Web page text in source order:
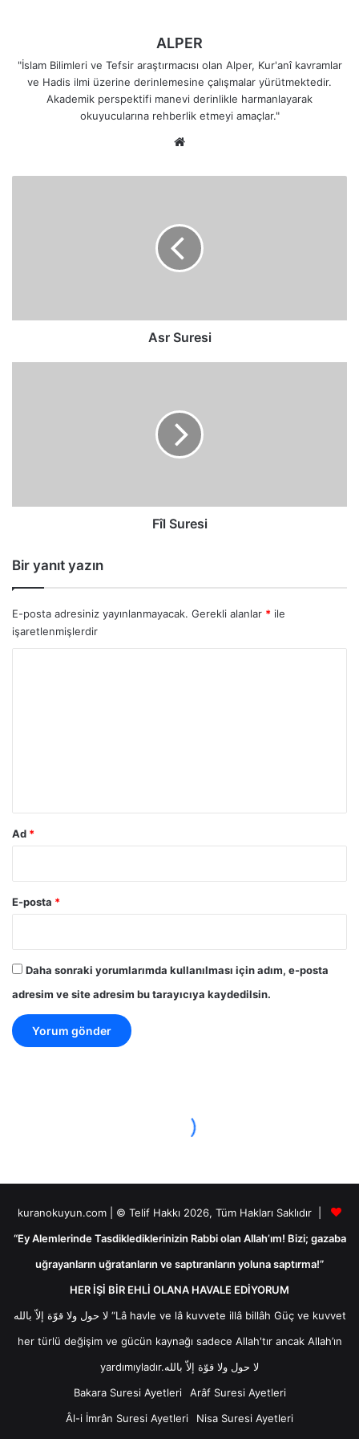
ALPER
"İslam Bilimleri ve Tefsir araştırmacısı olan Alper, Kur'anî kavramlar
ve Hadis ilmi üzerine derinlemesine çalışmalar yürütmektedir.
Akademik perspektifi manevi derinlikle harmanlayarak
okuyucularına rehberlik etmeyi amaçlar."
Asr Suresi
Fîl Suresi
Bir yanıt yazın
E-posta adresiniz yayınlanmayacak. Gerekli alanlar * ile
işaretlenmişlerdir
Ad *
E-posta *
Daha sonraki yorumlarımda kullanılması için adım, e-posta
adresim ve site adresim bu tarayıcıya kaydedilsin.
kuranokuyun.com | © Telif Hakkı 2026, Tüm Hakları Saklıdır |
“Ey Alemlerinde Tasdiklediklerinizin Rabbi olan Allah’ım! Bizi; gazaba
uğrayanların uğratanların ve saptıranların yoluna saptırma!”
HER İŞİ BİR EHLİ OLANA HAVALE EDİYORUM
لا حول ولا قوّة إلاّ بالله “Lâ havle ve lâ kuvvete illâ billâh Güç ve kuvvet
her türlü değişim ve gücün kaynağı sadece Allah'tır ancak Allah’ın
yardımıyladır.لا حول ولا قوّة إلاّ بالله
Bakara Suresi Ayetleri
Arâf Suresi Ayetleri
Âl-i İmrân Suresi Ayetleri
Nisa Suresi Ayetleri